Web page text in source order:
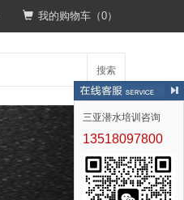
我的购物车（0）
搜索
三亚潜水培训咨询
13518097800